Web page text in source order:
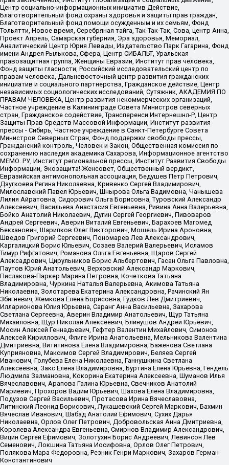
Центр социально-информационных инициатив Действие,
Благотворительный фонд охраны здоровья и защиты прав граждан,
Благотворительный фонд помощи осужденным и их семьям, Фонд
Тольятти, Новое время, Серебряная тайга, Так-Так-Так, Сова, центр Анна,
Проект Апрель, Самарская губерния, Эра здоровья, Мемориал,
Аналитический Центр Юрия Левады, Издательство Парк Гагарина, Фонд
имени Андрея Рылькова, Сфера, Центр СИБАЛЬТ, Уральская
правозащитная группа, Женщины Евразии, Институт прав человека,
Фонд защиты гласности, Российский исследовательский центр по
правам человека, Дальневосточный центр развития гражданских
инициатив и социального партнерства, Гражданское действие, Центр
независимых социологических исследований, Сутяжник, АКАДЕМИЯ ПО
ПРАВАМ ЧЕЛОВЕКА, Центр развития некоммерческих организаций,
Частное учреждение в Калининграде Совета Министров северных
стран, Гражданское содействие, Трансперенси Интернешнл-Р, Центр
Защиты Прав Средств Массовой Информации, Институт развития
прессы - Сибирь, Частное учреждение в Санкт-Петербурге Совета
Министров Северных Стран, Фонд поддержки свободы прессы,
Гражданский контроль, Человек и Закон, Общественная комиссия по
сохранению наследия академика Сахарова, Информационное агентство
МЕМО. РУ, Институт региональной прессы, Институт Развития Свободы
Информации, Экозащита!-Женсовет, Общественный вердикт,
Евразийская антимонопольная ассоциация, Бедушев Петр Петрович,
Дзугкоева Регина Николаевна, Кривенко Сергей Владимирович,
Милославский Павел Юрьевич, Шнырова Ольга Вадимовна, Чанышева
Лилия Айратовна, Сидорович Ольга Борисовна, Туровский Александр
Алексеевич, Васильева Анастасия Евгеньевна, Ривина Анна Валерьевна,
Бойко Анатолий Николаевич, Дугин Сергей Георгиевич, Пивоваров
Андрей Сергеевич, Аверин Виталий Евгеньевич, Барахоев Магомед
Бекханович, Шарипков Олег Викторович, Мошель Ирина Ароновна,
Шведов Григорий Сергеевич, Пономарев Лев Александрович,
Каргалицкий Борис Юльевич, Созаев Валерий Валерьевич, Исламов
Тимур Рифгатович, Романова Ольга Евгеньевна, Щаров Сергей
Алексадрович, Цирульников Борис Альбертович, Гасан Ольга Павловна,
Паутов Юрий Анатольевич, Верховский Александр Маркович,
Пислакова-Паркер Марина Петровна, Кочеткова Татьяна
Владимировна, Чуркина Наталья Валерьевна, Акимова Татьяна
Николаевна, Золотарева Екатерина Александровна, Рачинский Ян
Збигневич, Жемкова Елена Борисовна, Гудков Лев Дмитриевич,
Илларионова Юлия Юрьевна, Саранг Анна Васильевна, Захарова
Светлана Сергеевна, Аверин Владимир Анатольевич, Щур Татьяна
Михайловна, Щур Николай Алексеевич, Блинушов Андрей Юрьевич,
Мосин Алексей Геннадьевич, Гефтер Валентин Михайлович, Симонов
Алексей Кириллович, Флиге Ирина Анатольевна, Мельникова Валентина
Дмитриевна, Вититинова Елена Владимировна, Баженова Светлана
Куприяновна, Максимов Сергей Владимирович, Беляев Сергей
Иванович, Голубева Елена Николаевна, Ганнушкина Светлана
Алексеевна, Закс Елена Владимировна, Буртина Елена Юрьевна, Гендель
Людмила Залмановна, Кокорина Екатерина Алексеевна, Шуманов Илья
Вячеславович, Арапова Галина Юрьевна, Свечников Анатолий
Мариевич, Прохоров Вадим Юрьевич, Шахова Елена Владимировна,
Подузов Сергей Васильевич, Протасова Ирина Вячеславовна,
Литинский Леонид Борисович, Лукашевский Сергей Маркович, Бахмин
Вячеслав Иванович, Шабад Анатолий Ефимович, Сухих Дарья
Николаевна, Орлов Олег Петрович, Добровольская Анна Дмитриевна,
Королева Александра Евгеньевна, Смирнов Владимир Александрович,
Вицин Сергей Ефимович, Золотухин Борис Андреевич, Левинсон Лев
Семенович, Локшина Татьяна Иосифовна, Орлов Олег Петрович,
Полякова Мара Федоровна, Резник Генри Маркович, Захаров Герман
Константинович